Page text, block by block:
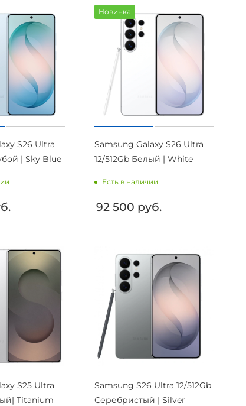
S26 Ultra
| Sky Blue
Новинка
Samsung Galaxy S26 Ultra
12/512Gb Белый | White
Есть в наличии
92 500 руб.
S25 Ultra
Titanium
Samsung S26 Ultra 12/512Gb
Серебристый | Silver